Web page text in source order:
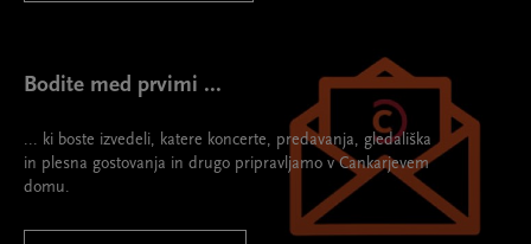
Bodite med prvimi ...
... ki boste izvedeli, katere koncerte, predavanja, gledališka
in plesna gostovanja in drugo pripravljamo v Cankarjevem
domu.